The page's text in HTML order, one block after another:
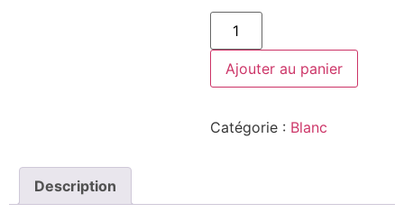
quantité
Pago
Casa
Gran
-
Blanco
2023
Ajouter au panier
Catégorie : Blanc
Description